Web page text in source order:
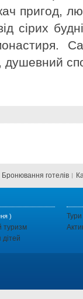
пригод,
сірих
Бронювання готелів
)
туризм
дітей
Тури